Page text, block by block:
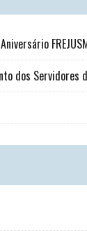
dos Servidores